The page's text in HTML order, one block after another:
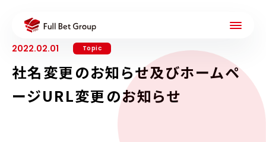
2022.02.01 Topic
社名変更のお知らせ及びホームペ
ージURL変更のお知らせ